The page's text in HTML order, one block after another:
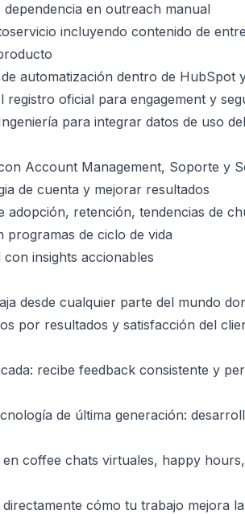
en outreach manual
incluyendo contenido de
automatización dentro de HubSpot
registro oficial para engagement y
para integrar datos de uso
Account Management, Soporte y
de cuenta y mejorar resultados
adopción, retención, tendencias de
programas de ciclo de vida
insights accionables
desde cualquier parte del mundo
por resultados y satisfacción del
recibe feedback consistente y
de última generación:
en coffee chats virtuales, happy
cómo tu trabajo mejora